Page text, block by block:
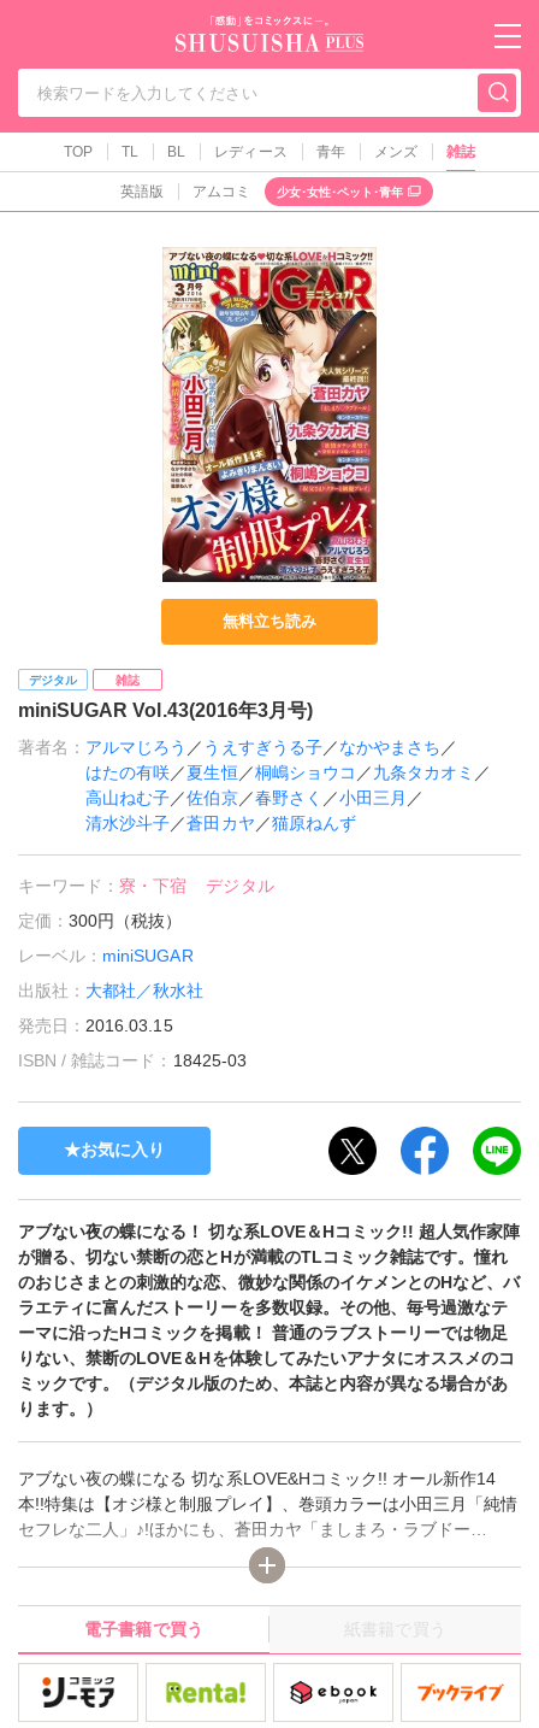
秋水社PLUS（テ
TOP TL BL レディース 青年 メンズ 雑誌
英語版 アムコミ 少女･女性･ペット･青年
無料立ち読み
デジタル 雑誌
miniSUGAR Vol.43(2016年3月号)
著者名： アルマじろう ／ うえすぎうる子／なかやまさち ／
はたの有咲／夏生恒 ／桐嶋ショウコ ／九条タカオミ ／
高山ねむ子／佐伯京／春野さく ／小田三月 ／
清水沙斗子／蒼田カヤ ／猫原ねんず
キーワード：寮・下宿
デジタル
定価：300円（税抜）
レーベル： miniSUGAR
出版社： 大都社／秋水社
発売日： 2016.03.15
ISBN / 雑誌コード： 18425-03
お気に入り
アブない夜の蝶になる！ 切な系LOVE＆Hコミック!! 超人気作家陣
が贈る、切ない禁断の恋とHが満載のTLコミック雑誌です。憧れ
のおじさまとの刺激的な恋、微妙な関係のイケメンとのHなど、バ
ラエティに富んだストーリーを多数収録。その他、毎号過激なテ
ーマに沿ったHコミックを掲載！ 普通のラブストーリーでは物足
りない、禁断のLOVE＆Hを体験してみたいアナタにオススメのコ
ミックです。（デジタル版のため、本誌と内容が異なる場合があ
ります。）
アブない夜の蝶になる 切な系LOVE&Hコミック!! オール新作14
本!!特集は【オジ様と制服プレイ】、巻頭カラーは小田三月「純情
セフレな二人」♪!ほかにも、蒼田カヤ「ましまろ・ラブドー
ル」、春野さく「誘惑 プライベート・ドール」など、人気作もり
だくさん★（デジタル版のため、本誌と内容が異なる場合があり
ます。）
電子書籍で買う
紙書籍で買う